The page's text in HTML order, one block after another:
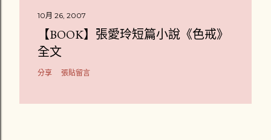
10月 26, 2007
【BOOK】張愛玲短篇小說《色戒》
全文
分享 張貼留言